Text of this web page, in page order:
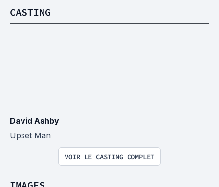
CASTING
David Ashby
Upset Man
VOIR LE CASTING COMPLET